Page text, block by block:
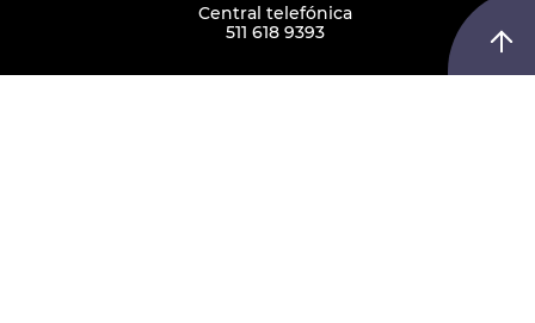
Central telefónica
511 618 9393